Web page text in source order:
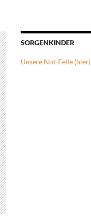
SORGENKINDER
Unsere Not-Felle (hier)